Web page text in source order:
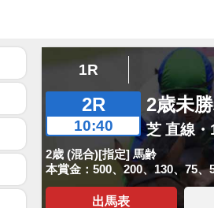
1R
2R
10:40
2歳未
芝 直線
2歳 (混合)[指定] 馬齢
本賞金：500、200、130、75、
出馬表